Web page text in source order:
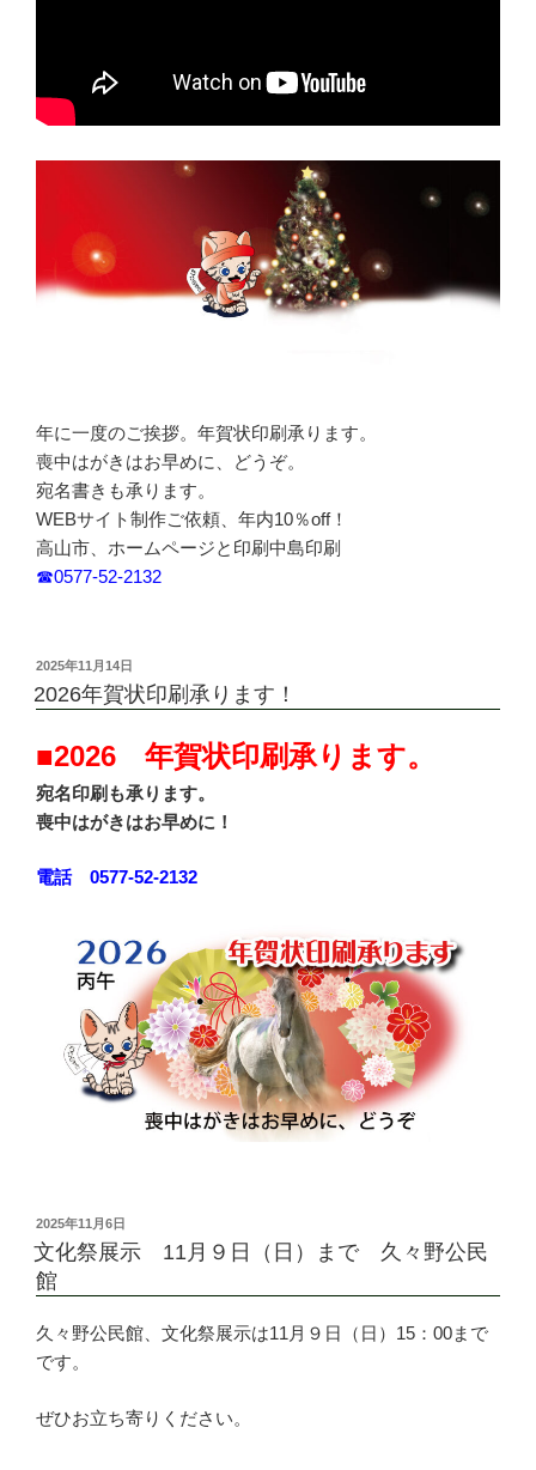
年に一度のご挨拶。年賀状印刷承ります。
喪中はがきはお早めに、どうぞ。
宛名書きも承ります。
WEBサイト制作ご依頼、年内10％off！
高山市、ホームページと印刷中島印刷
☎0577-52-2132
投
稿
日:
2025年11月14日
2026年賀状印刷承ります！
■2026 年賀状印刷承ります。
宛名印刷も承ります。
喪中はがきはお早めに！
電話 0577-52-2132
投
稿
日:
2025年11月6日
文化祭展示 11月９日（日）まで 久々野公民
館
久々野公民館、文化祭展示は11月９日（日）15：00まで
です。
ぜひお立ち寄りください。